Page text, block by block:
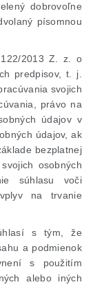
dobrovoľne
písomnou
2013 Z. z. o
predpisov, t. j.
svojich
právo na
údajov v
údajov, ak
bezplatnej
osobných
súhlasu voči
na trvanie
s tým, že
a podmienok
s použitím
alebo iných